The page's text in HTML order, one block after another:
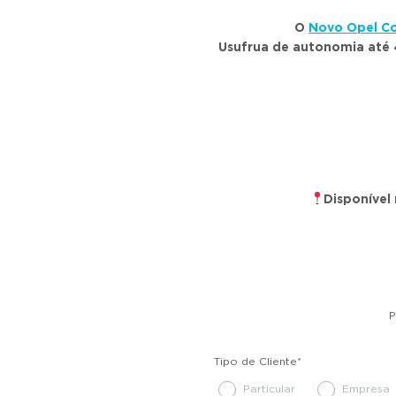
O Novo Opel
Usufrua de autonomia
Disponível
Tipo de Cliente*
Particular Empresa